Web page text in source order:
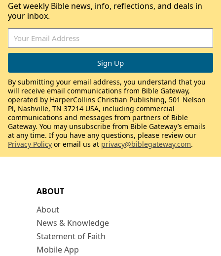
ABOUT
About
News & Knowledge
Statement of Faith
Mobile App
Get weekly Bible news, info, reflections, and deals in
your inbox.
By submitting your email address, you understand that you
will receive email communications from Bible Gateway,
operated by HarperCollins Christian Publishing, 501 Nelson
Pl, Nashville, TN 37214 USA, including commercial
communications and messages from partners of Bible
Gateway. You may unsubscribe from Bible Gateway’s emails
at any time. If you have any questions, please review our
Privacy Policy or email us at privacy@biblegateway.com.